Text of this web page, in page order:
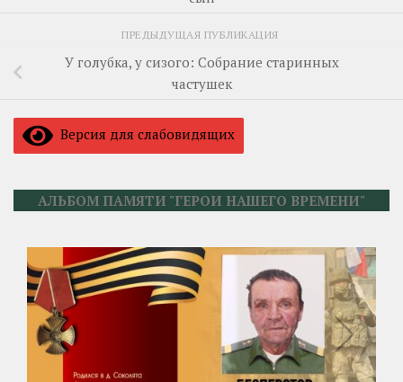
ПРЕДЫДУЩАЯ ПУБЛИКАЦИЯ
У голубка, у сизого: Собрание старинных
частушек
Версия для слабовидящих
АЛЬБОМ ПАМЯТИ "ГЕРОИ НАШЕГО ВРЕМЕНИ"